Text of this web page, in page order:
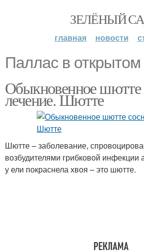
ЗЕЛЁНЫЙ
главная новости
Паллас в открытом
Обыкновенное
лечение. Шютте
Шютте – заболевание,
возбудителями грибковой инфекции
у ели покраснела хвоя – это шютте.